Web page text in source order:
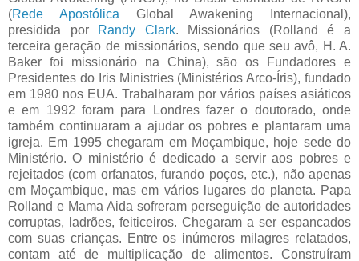
(Rede ApostólicaGlobal Awakening Internacional),
presidida por
Randy Clark. Missionários (Rolland é a
terceira geração de missionários, sendo que seu avô, H. A.
Baker foi missionário na China), são os Fundadores e
Presidentes do Iris Ministries (Ministérios Arco-Íris), fundado
em 1980 nos EUA. Trabalharam por vários países asiáticos
e em 1992 foram para Londres fazer o doutorado, onde
também continuaram a ajudar os pobres e plantaram uma
igreja. Em 1995 chegaram em Moçambique, hoje sede do
Ministério. O ministério é dedicado a servir aos pobres e
rejeitados (com orfanatos, furando poços, etc.), não apenas
em Moçambique, mas em vários lugares do planeta. Papa
Rolland e Mama Aida sofreram perseguição de autoridades
corruptas, ladrões, feiticeiros. Chegaram a ser espancados
com suas crianças. Entre os inúmeros milagres relatados,
contam até de multiplicação de alimentos. Construíram